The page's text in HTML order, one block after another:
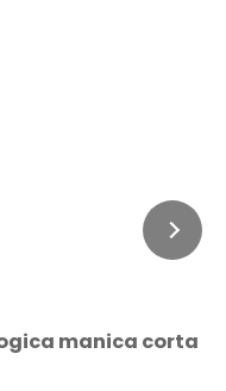
manica corta